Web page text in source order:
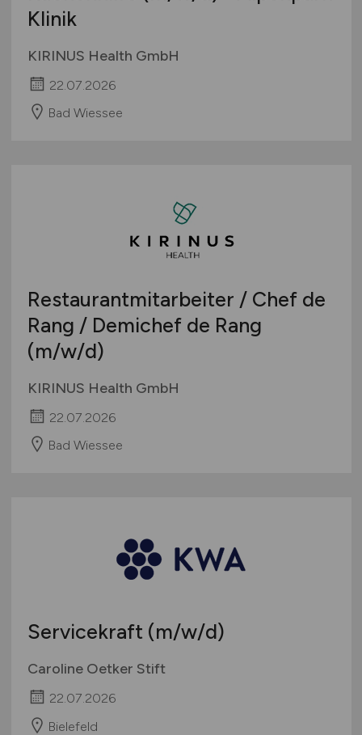
Klinik
KIRINUS Health GmbH
22.07.2026
Bad Wiessee
Restaurantmitarbeiter / Chef de
Rang / Demichef de Rang
(m/w/d)
KIRINUS Health GmbH
22.07.2026
Bad Wiessee
Servicekraft (m/w/d)
Caroline Oetker Stift
22.07.2026
Bielefeld